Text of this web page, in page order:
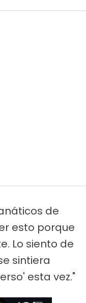
de
esto porque
Lo siento de
sintiera
esta vez."